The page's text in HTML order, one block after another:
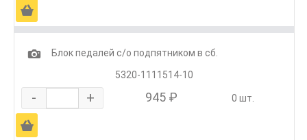
Ä
1
Блок педалей с/о подпятником в сб.
5320-1111514-10
- + 945 ₽ 0 шт.
Ä